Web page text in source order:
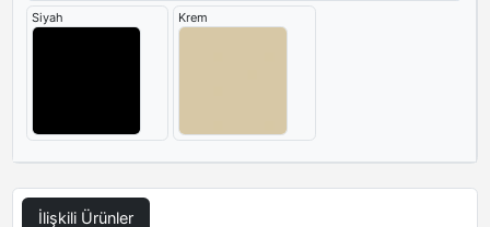
Siyah Krem
İlişkili Ürünler